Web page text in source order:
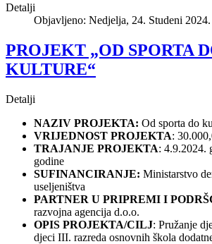
Detalji
Objavljeno: Nedjelja, 24. Studeni 2024.
PROJEKT „OD SPORTA
KULTURE“
Detalji
NAZIV PROJEKTA: Od sporta do
VRIJEDNOST PROJEKTA:
TRAJANJE PROJEKTA: 4.9.2024.
godine
SUFINANCIRANJE: Ministarstvo
useljeništva
PARTNER U PRIPREMI I
razvojna agencija d.o.o.
OPIS PROJEKTA/CILJ: Pružanje
djeci III. razreda osnovnih škola